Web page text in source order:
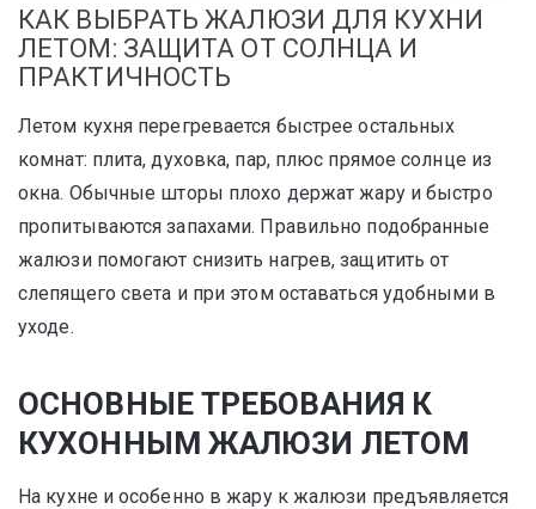
КАК ВЫБРАТЬ ЖАЛЮЗИ ДЛЯ КУХНИ
ЛЕТОМ: ЗАЩИТА ОТ СОЛНЦА И
ПРАКТИЧНОСТЬ
Летом кухня перегревается быстрее остальных
комнат: плита, духовка, пар, плюс прямое солнце из
окна. Обычные шторы плохо держат жару и быстро
пропитываются запахами. Правильно подобранные
жалюзи помогают снизить нагрев, защитить от
слепящего света и при этом оставаться удобными в
уходе.
ОСНОВНЫЕ ТРЕБОВАНИЯ К
КУХОННЫМ ЖАЛЮЗИ ЛЕТОМ
На кухне и особенно в жару к жалюзи предъявляется